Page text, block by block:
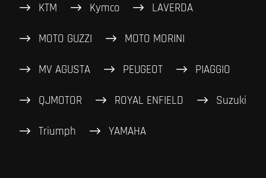
KTM Kymco LAVERDA
MOTO GUZZI MOTO MORINI
MV AGUSTA PEUGEOT PIAGGIO
QJMOTOR ROYAL ENFIELD Suzuki
Triumph YAMAHA